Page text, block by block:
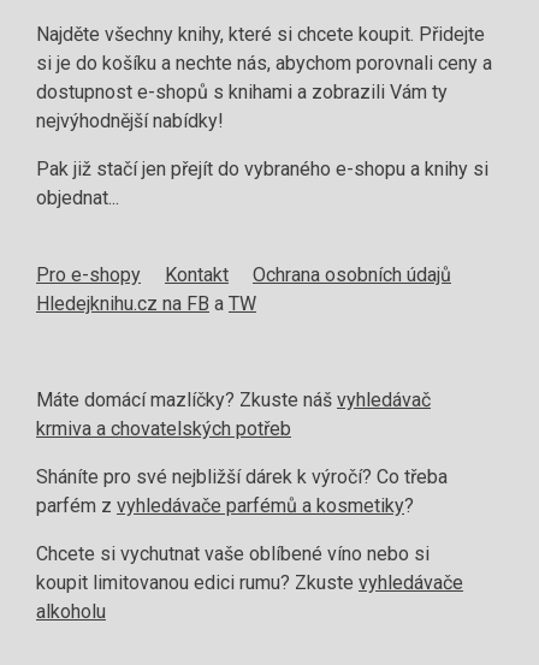
Najděte všechny knihy, které si chcete koupit. Přidejte
si je do košíku a nechte nás, abychom porovnali ceny a
dostupnost e-shopů s knihami a zobrazili Vám ty
nejvýhodnější nabídky!
Pak již stačí jen přejít do vybraného e-shopu a knihy si
objednat...
Pro e-shopy Kontakt
Ochrana osobních údajů
Hledejknihu.cz na FB a TW
Máte domácí mazlíčky? Zkuste náš vyhledávač
krmiva a chovatelských potřeb
Sháníte pro své nejbližší dárek k výročí? Co třeba
parfém z vyhledávače parfémů a kosmetiky?
Chcete si vychutnat vaše oblíbené víno nebo si
koupit limitovanou edici rumu? Zkuste vyhledávače
alkoholu